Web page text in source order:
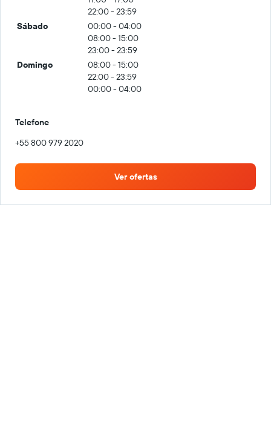
22:00 - 23:59
Sábado
00:00 - 04:00
08:00 - 15:00
23:00 - 23:59
Domingo
08:00 - 15:00
22:00 - 23:59
00:00 - 04:00
Telefone
+55 800 979 2020
Ver ofertas